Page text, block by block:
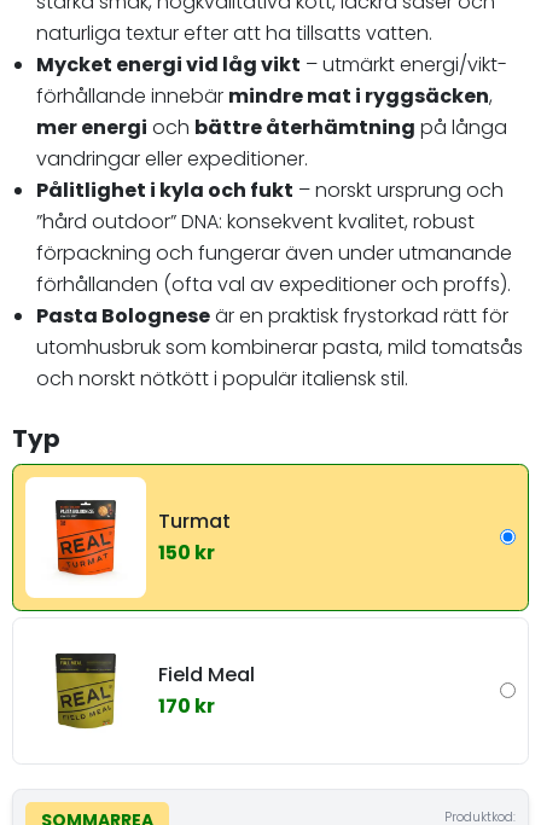
naturliga textur efter att ha tillsatts vatten.
Mycket energi vid låg vikt – utmärkt energi/vikt-
förhållande innebär mindre mat i ryggsäcken,
mer energi och bättre återhämtning på långa
vandringar eller expeditioner.
Pålitlighet i kyla och fukt – norskt ursprung och
”hård outdoor” DNA: konsekvent kvalitet, robust
förpackning och fungerar även under utmanande
förhållanden (ofta val av expeditioner och proffs).
Pasta Bologneseär en praktisk frystorkad rätt för
utomhusbruk som kombinerar pasta, mild tomatsås
och norskt nötkött i populär italiensk stil.
Typ
Turmat
150 kr
Field Meal
170 kr
SOMMARREA
Produktkod: